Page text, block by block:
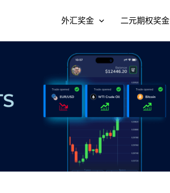
外汇奖金 二元期权奖金